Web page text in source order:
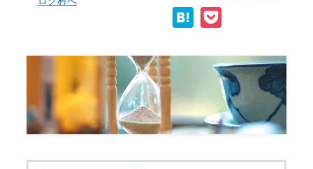
n
k
b
o
o
k
t
t
n
a
c
k
e
t